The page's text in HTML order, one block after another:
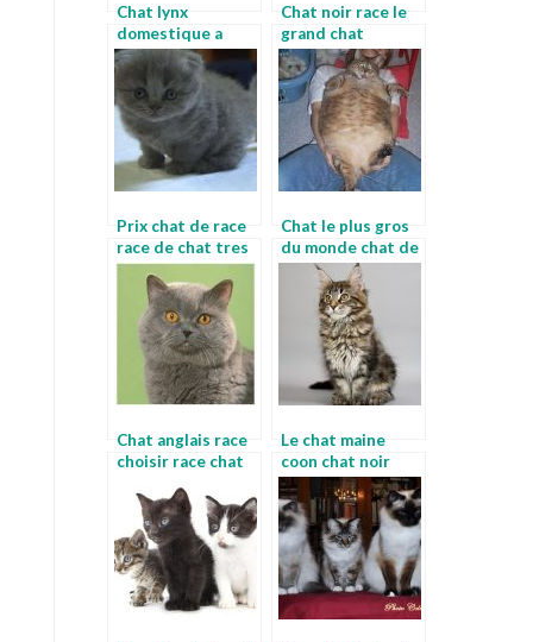
Chat lynx
domestique a
vendre chat lynx
race
Chat noir race le
grand chat
Prix chat de race
race de chat tres
rare
Chat le plus gros
du monde chat de
race poil long
Chat anglais race
choisir race chat
Le chat maine
coon chat noir
quelle race